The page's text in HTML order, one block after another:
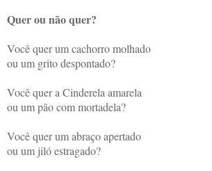
Quer ou não quer?
Você quer um cachorro molhado
ou um grito despontado?
Você quer a Cinderela amarela
ou um pão com mortadela?
Você quer um abraço apertado
ou um jiló estragado?